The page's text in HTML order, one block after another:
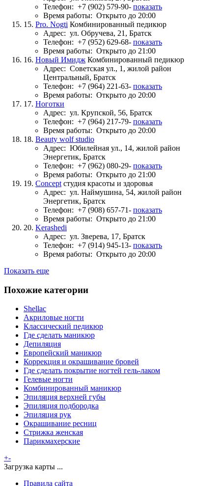
Телефон: +7 (902) 579-90- показать
Время работы: Открыто до 20:00
15. Pro. Nogti Комбинированный педикюр
Адрес: ул. Обручева, 21, Братск
Телефон: +7 (952) 629-68- показать
Время работы: Открыто до 21:00
16. Новый Имидж Комбинированный педикюр
Адрес: Советская ул., 1, жилой район
Центральный, Братск
Телефон: +7 (964) 221-63- показать
Время работы: Открыто до 20:00
17. Ноготки
Адрес: ул. Крупской, 56, Братск
Телефон: +7 (964) 217-79- показать
Время работы: Открыто до 20:00
18. Beauty wolf studio
Адрес: Юбилейная ул., 14, жилой район
Энергетик, Братск
Телефон: +7 (962) 080-29- показать
Время работы: Открыто до 21:00
19. Concept студия красоты и здоровья
Адрес: ул. Наймушина, 54, жилой район
Энергетик, Братск
Телефон: +7 (908) 657-71- показать
Время работы: Открыто до 21:00
20. Kerashedi
Адрес: ул. Зверева, 17, Братск
Телефон: +7 (914) 945-13- показать
Время работы: Открыто до 20:00
Показать еще
Похожие категории
Shellac
Акриловые ногти
Классический педикюр
Где сделать маникюр
Депиляция
Европейский маникюр
Коррекция и окрашивание бровей
Где сделать покрытие ногтей гель-лаком
Гелевые ногти
Комбинированный маникюр
Эпиляция верхней губы
Эпиляция подбородка
Эпиляция рук
Окрашивание ресниц
Стрижка женская
Парикмахерские
+-
Загрузка карты ...
Правила сайта